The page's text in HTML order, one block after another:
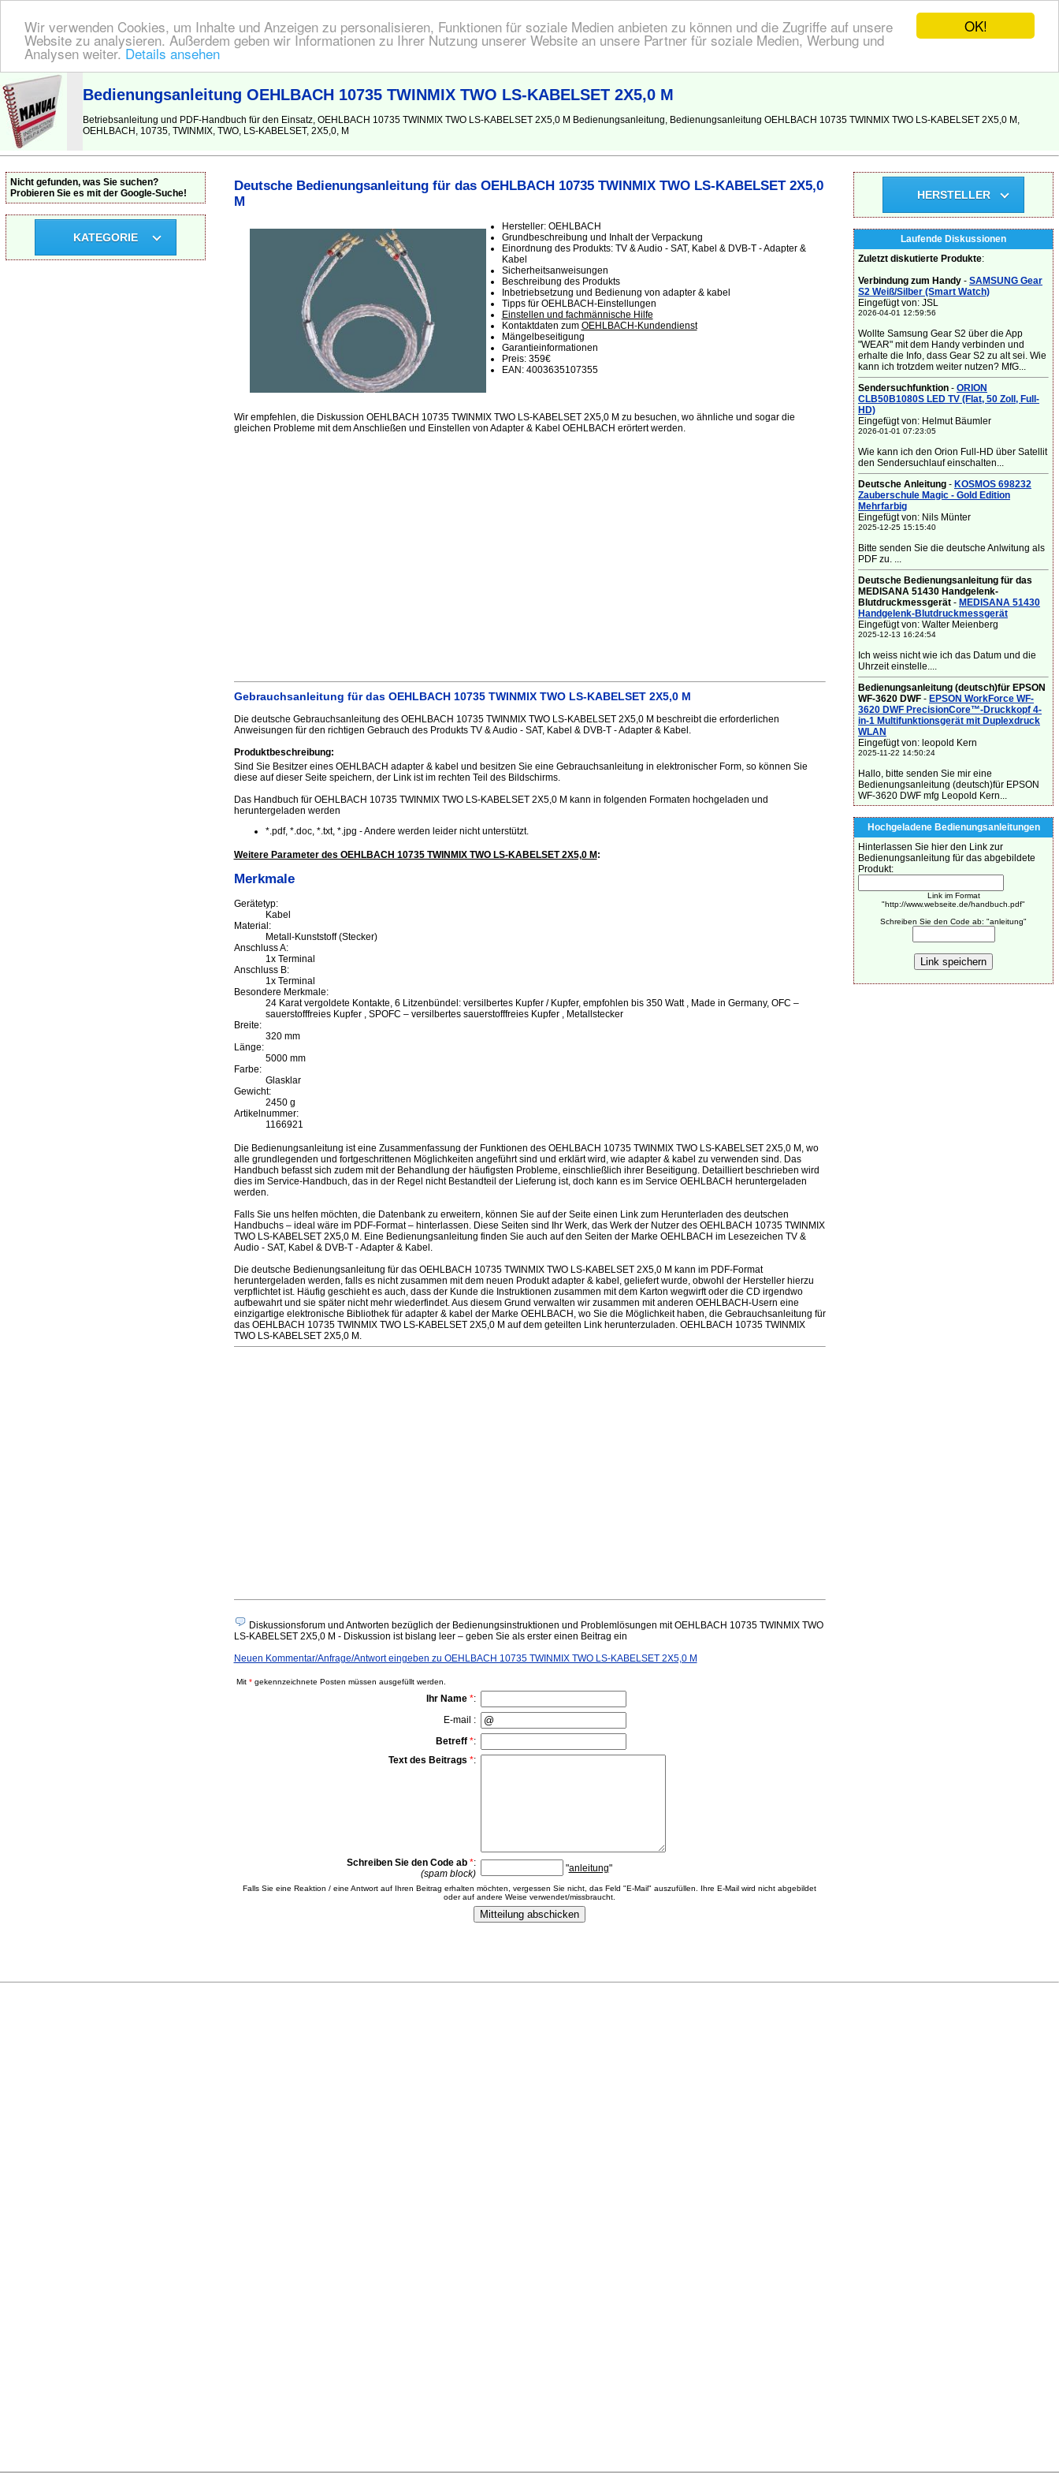
OK!
Wir verwenden Cookies, um Inhalte und Anzeigen zu personalisieren, Funktionen für soziale Medien anbieten zu können und die Zugriffe auf unsere
Website zu analysieren. Außerdem geben wir Informationen zu Ihrer Nutzung unserer Website an unsere Partner für soziale Medien, Werbung und
Analysen weiter. Details ansehen
BEDIENUNGSANLEITUNG | Hier finden Sie die deutsche Anleitung!
Bedienungsanleitung OEHLBACH 10735 TWINMIX TWO LS-KABELSET 2X5,0 M
Betriebsanleitung und PDF-Handbuch für den Einsatz, OEHLBACH 10735 TWINMIX TWO LS-KABELSET 2X5,0 M Bedienungsanleitung, Bedienungsanleitung OEHLBACH 10735 TWINMIX TWO LS-KABELSET 2X5,0 M,
OEHLBACH, 10735, TWINMIX, TWO, LS-KABELSET, 2X5,0, M
Deutsche Bedienungsanleitung für das OEHLBACH 10735 TWINMIX TWO LS-KABELSET 2X5,0
M
Hersteller: OEHLBACH
Grundbeschreibung und Inhalt der Verpackung
Einordnung des Produkts: TV & Audio - SAT, Kabel & DVB-T - Adapter &
Kabel
Sicherheitsanweisungen
Beschreibung des Produkts
Inbetriebsetzung und Bedienung von adapter & kabel
Tipps für OEHLBACH-Einstellungen
Einstellen und fachmännische Hilfe
Kontaktdaten zum OEHLBACH-Kundendienst
Mängelbeseitigung
Garantieinformationen
Preis: 359€
EAN: 4003635107355
Wir empfehlen, die Diskussion OEHLBACH 10735 TWINMIX TWO LS-KABELSET 2X5,0 M zu besuchen, wo ähnliche und sogar die
gleichen Probleme mit dem Anschließen und Einstellen von Adapter & Kabel OEHLBACH erörtert werden.
Gebrauchsanleitung für das OEHLBACH 10735 TWINMIX TWO LS-KABELSET 2X5,0 M
Die deutsche Gebrauchsanleitung des OEHLBACH 10735 TWINMIX TWO LS-KABELSET 2X5,0 M beschreibt die erforderlichen
Anweisungen für den richtigen Gebrauch des Produkts TV & Audio - SAT, Kabel & DVB-T - Adapter & Kabel.
Produktbeschreibung:
Sind Sie Besitzer eines OEHLBACH adapter & kabel und besitzen Sie eine Gebrauchsanleitung in elektronischer Form, so können Sie
diese auf dieser Seite speichern, der Link ist im rechten Teil des Bildschirms.
Das Handbuch für OEHLBACH 10735 TWINMIX TWO LS-KABELSET 2X5,0 M kann in folgenden Formaten hochgeladen und
heruntergeladen werden
*.pdf, *.doc, *.txt, *.jpg - Andere werden leider nicht unterstützt.
Weitere Parameter des OEHLBACH 10735 TWINMIX TWO LS-KABELSET 2X5,0 M :
Merkmale
Gerätetyp:
Kabel
Material:
Metall-Kunststoff (Stecker)
Anschluss A:
1x Terminal
Anschluss B:
1x Terminal
Besondere Merkmale:
24 Karat vergoldete Kontakte, 6 Litzenbündel: versilbertes Kupfer / Kupfer, empfohlen bis 350 Watt , Made in Germany, OFC –
sauerstofffreies Kupfer , SPOFC – versilbertes sauerstofffreies Kupfer , Metallstecker
Breite:
320 mm
Länge:
5000 mm
Farbe:
Glasklar
Gewicht:
2450 g
Artikelnummer:
1166921
Die Bedienungsanleitung ist eine Zusammenfassung der Funktionen des OEHLBACH 10735 TWINMIX TWO LS-KABELSET 2X5,0 M, wo
alle grundlegenden und fortgeschrittenen Möglichkeiten angeführt sind und erklärt wird, wie adapter & kabel zu verwenden sind. Das
Handbuch befasst sich zudem mit der Behandlung der häufigsten Probleme, einschließlich ihrer Beseitigung. Detailliert beschrieben wird
dies im Service-Handbuch, das in der Regel nicht Bestandteil der Lieferung ist, doch kann es im Service OEHLBACH heruntergeladen
werden.
Falls Sie uns helfen möchten, die Datenbank zu erweitern, können Sie auf der Seite einen Link zum Herunterladen des deutschen
Handbuchs – ideal wäre im PDF-Format – hinterlassen. Diese Seiten sind Ihr Werk, das Werk der Nutzer des OEHLBACH 10735 TWINMIX
TWO LS-KABELSET 2X5,0 M. Eine Bedienungsanleitung finden Sie auch auf den Seiten der Marke OEHLBACH im Lesezeichen TV &
Audio - SAT, Kabel & DVB-T - Adapter & Kabel.
Die deutsche Bedienungsanleitung für das OEHLBACH 10735 TWINMIX TWO LS-KABELSET 2X5,0 M kann im PDF-Format
heruntergeladen werden, falls es nicht zusammen mit dem neuen Produkt adapter & kabel, geliefert wurde, obwohl der Hersteller hierzu
verpflichtet ist. Häufig geschieht es auch, dass der Kunde die Instruktionen zusammen mit dem Karton wegwirft oder die CD irgendwo
aufbewahrt und sie später nicht mehr wiederfindet. Aus diesem Grund verwalten wir zusammen mit anderen OEHLBACH-Usern eine
einzigartige elektronische Bibliothek für adapter & kabel der Marke OEHLBACH, wo Sie die Möglichkeit haben, die Gebrauchsanleitung für
das OEHLBACH 10735 TWINMIX TWO LS-KABELSET 2X5,0 M auf dem geteilten Link herunterzuladen. OEHLBACH 10735 TWINMIX
TWO LS-KABELSET 2X5,0 M.
Diskussionsforum und Antworten bezüglich der Bedienungsinstruktionen und Problemlösungen mit OEHLBACH 10735 TWINMIX TWO
LS-KABELSET 2X5,0 M - Diskussion ist bislang leer – geben Sie als erster einen Beitrag ein
Neuen Kommentar/Anfrage/Antwort eingeben zu OEHLBACH 10735 TWINMIX TWO LS-KABELSET 2X5,0 M
Mit *gekennzeichnete Posten müssen ausgefüllt werden.
Ihr Name *:
E-mail :
Betreff *:
Text des Beitrags *:
Schreiben Sie den Code ab *:
(spam block)
"anleitung"
Falls Sie eine Reaktion / eine Antwort auf Ihren Beitrag erhalten möchten, vergessen Sie nicht, das Feld "E-Mail" auszufüllen. Ihre E-Mail wird nicht abgebildet
oder auf andere Weise verwendet/missbraucht.
Nicht gefunden, was Sie suchen?
Probieren Sie es mit der Google-Suche!
KATEGORIE
HERSTELLER
Laufende Diskussionen
Zuletzt diskutierte Produkte:
Verbindung zum Handy - SAMSUNG Gear
S2 Weiß/Silber (Smart Watch)
Eingefügt von: JSL
2026-04-01 12:59:56
Wollte Samsung Gear S2 über die App
"WEAR" mit dem Handy verbinden und
erhalte die Info, dass Gear S2 zu alt sei. Wie
kann ich trotzdem weiter nutzen? MfG...
Sendersuchfunktion - ORION
CLB50B1080S LED TV (Flat, 50 Zoll, Full-
HD)
Eingefügt von: Helmut Bäumler
2026-01-01 07:23:05
Wie kann ich den Orion Full-HD über Satellit
den Sendersuchlauf einschalten...
Deutsche Anleitung - KOSMOS 698232
Zauberschule Magic - Gold Edition
Mehrfarbig
Eingefügt von: Nils Münter
2025-12-25 15:15:40
Bitte senden Sie die deutsche Anlwitung als
PDF zu. ...
Deutsche Bedienungsanleitung für das
MEDISANA 51430 Handgelenk-
Blutdruckmessgerät - MEDISANA 51430
Handgelenk-Blutdruckmessgerät
Eingefügt von: Walter Meienberg
2025-12-13 16:24:54
Ich weiss nicht wie ich das Datum und die
Uhrzeit einstelle....
Bedienungsanleitung (deutsch)für EPSON
WF-3620 DWF - EPSON WorkForce WF-
3620 DWF PrecisionCore™-Druckkopf 4-
in-1 Multifunktionsgerät mit Duplexdruck
WLAN
Eingefügt von: leopold Kern
2025-11-22 14:50:24
Hallo, bitte senden Sie mir eine
Bedienungsanleitung (deutsch)für EPSON
WF-3620 DWF mfg Leopold Kern...
Hochgeladene Bedienungsanleitungen
Hinterlassen Sie hier den Link zur
Bedienungsanleitung für das abgebildete
Produkt:
Link im Format
"http://www.webseite.de/handbuch.pdf"
Schreiben Sie den Code ab: "anleitung"